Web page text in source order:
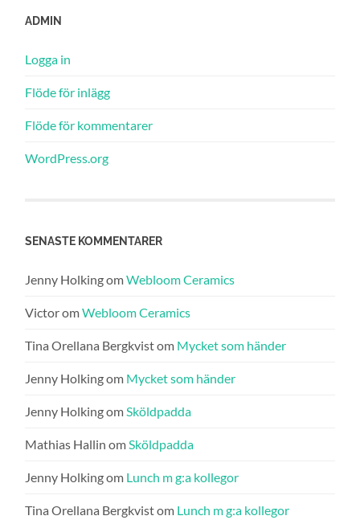
ADMIN
Logga in
Flöde för inlägg
Flöde för kommentarer
WordPress.org
SENASTE KOMMENTARER
Jenny HolkingomWebloom Ceramics
VictoromWebloom Ceramics
Tina Orellana Bergkvistom Mycket som händer
Jenny Holkingom Mycket som händer
Jenny HolkingomSköldpadda
Mathias Hallin omSköldpadda
Jenny Holkingom Lunch m g:a kollegor
Tina Orellana Bergkvistom Lunch m g:a kollegor